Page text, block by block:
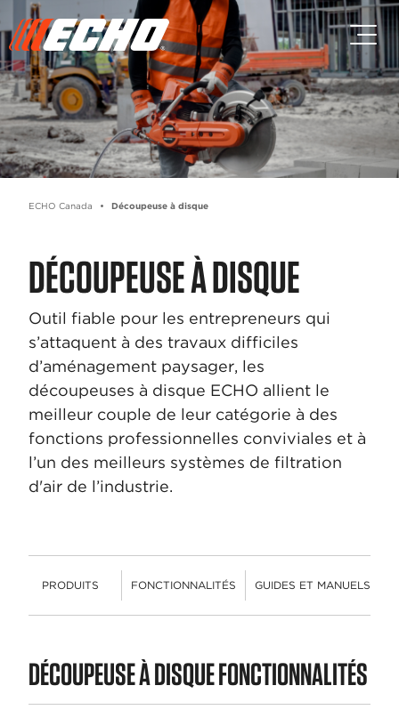
Passez au contenu principal
Passer au contenu du pied de
ECHO Canada Découpeuse à disque
DÉCOUPEUSE À DISQUE
Outil fiable pour les entrepreneurs qui
s’attaquent à des travaux difficiles
d’aménagement paysager, les
découpeuses à disque ECHO allient le
meilleur couple de leur catégorie à des
fonctions professionnelles conviviales et à
l’un des meilleurs systèmes de filtration
d'air de l’industrie.
PRODUITS FONCTIONNALITÉS GUIDES ET MANUELS
PRODUITS
DÉCOUPEUSE À DISQUE FONCTIONNALITÉS